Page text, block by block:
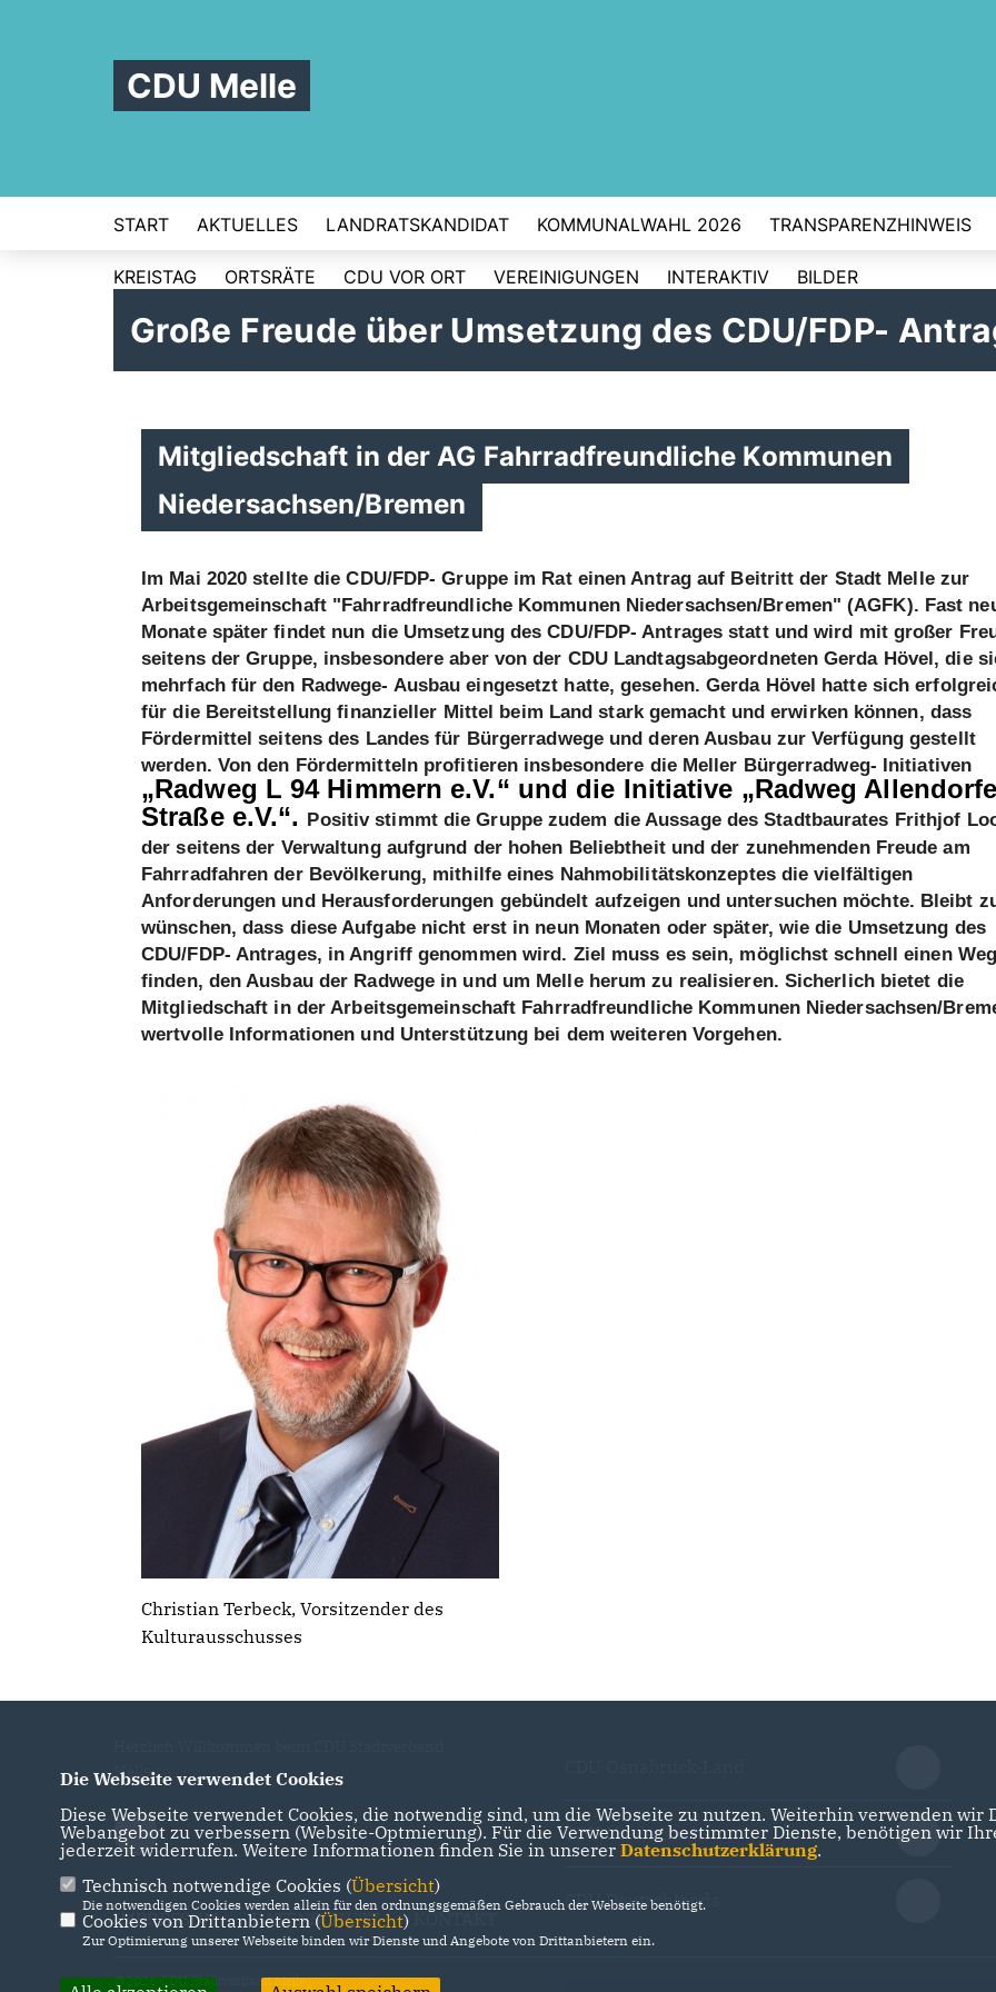
CDU Melle
START AKTUELLES LANDRATSKANDIDAT KOMMUNALWAHL 2026 TRANSPARENZHINWEIS
KREISTAG ORTSRÄTE CDU VOR ORT VEREINIGUNGEN INTERAKTIV BILDER
Große Freude über Umsetzung des CDU/FDP-
Mitgliedschaft in der AG Fahrradfreundliche Kommunen
Niedersachsen/Bremen
Im Mai 2020 stellte die CDU/FDP- Gruppe im Rat einen Antrag auf Beitritt der Stadt Melle zur
Arbeitsgemeinschaft "Fahrradfreundliche Kommunen Niedersachsen/Bremen" (AGFK). Fast
Monate später findet nun die Umsetzung des CDU/FDP- Antrages statt und wird mit großer
seitens der Gruppe, insbesondere aber von der CDU Landtagsabgeordneten Gerda Hövel, die
mehrfach für den Radwege- Ausbau eingesetzt hatte, gesehen. Gerda Hövel hatte sich
für die Bereitstellung finanzieller Mittel beim Land stark gemacht und erwirken können, dass
Fördermittel seitens des Landes für Bürgerradwege und deren Ausbau zur Verfügung gestellt
werden. Von den Fördermitteln profitieren insbesondere die Meller Bürgerradweg- Initiativen
Radweg L 94 Himmern e.V.“ und die Initiative „Radweg
Straße e.V.“. Positiv stimmt die Gruppe zudem die Aussage des Stadtbaurates Frithjof
der seitens der Verwaltung aufgrund der hohen Beliebtheit und der zunehmenden Freude am
Fahrradfahren der Bevölkerung, mithilfe eines Nahmobilitätskonzeptes die vielfältigen
Anforderungen und Herausforderungen gebündelt aufzeigen und untersuchen möchte. Bleibt
wünschen, dass diese Aufgabe nicht erst in neun Monaten oder später, wie die Umsetzung des
CDU/FDP- Antrages, in Angriff genommen wird. Ziel muss es sein, möglichst schnell einen
finden, den Ausbau der Radwege in und um Melle herum zu realisieren. Sicherlich bietet die
Mitgliedschaft in der Arbeitsgemeinschaft Fahrradfreundliche Kommunen Niedersachsen/
wertvolle Informationen und Unterstützung bei dem weiteren Vorgehen.
Christian Terbeck, Vorsitzender des
Kulturausschusses
Melle
IMPRESSUM DATENSCHUTZ KONTAKT
CDU Niedersachsen
CDU Deutschlands
@2026 CDU Stadtverband Melle
Die Webseite verwendet Cookies
Diese Webseite verwendet Cookies, die notwendig sind, um die Webseite zu nutzen. Weiterhin verwenden
Webangebot zu verbessern (Website-Optmierung). Für die Verwendung bestimmter Dienste, benötigen wir
jederzeit widerrufen. Weitere Informationen finden Sie in unserer Datenschutzerklärung.
Technisch notwendige Cookies (Übersicht)
Die notwendigen Cookies werden allein für den ordnungsgemäßen Gebrauch der Webseite benötigt.
Cookies von Drittanbietern (Übersicht)
Zur Optimierung unserer Webseite binden wir Dienste und Angebote von Drittanbietern ein.